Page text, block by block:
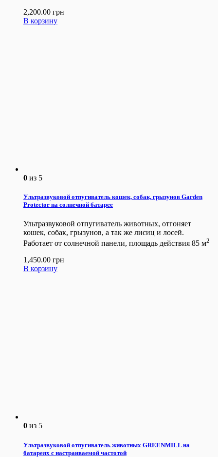
2,200.00 грн
В корзину
0 из 5
Ультразвуковой отпугиватель кошек, собак, грызунов Garden
Protector на солнечной батарее
Ультразвуковой отпугиватель животных, отгоняет
кошек, собак, грызунов, а так же лисиц и лосей.
Работает от солнечной панели, площадь действия 85 м2
1,450.00 грн
В корзину
0 из 5
Ультразвуковой отпугиватель животных GREENMILL на
батареях с настраиваемой частотой